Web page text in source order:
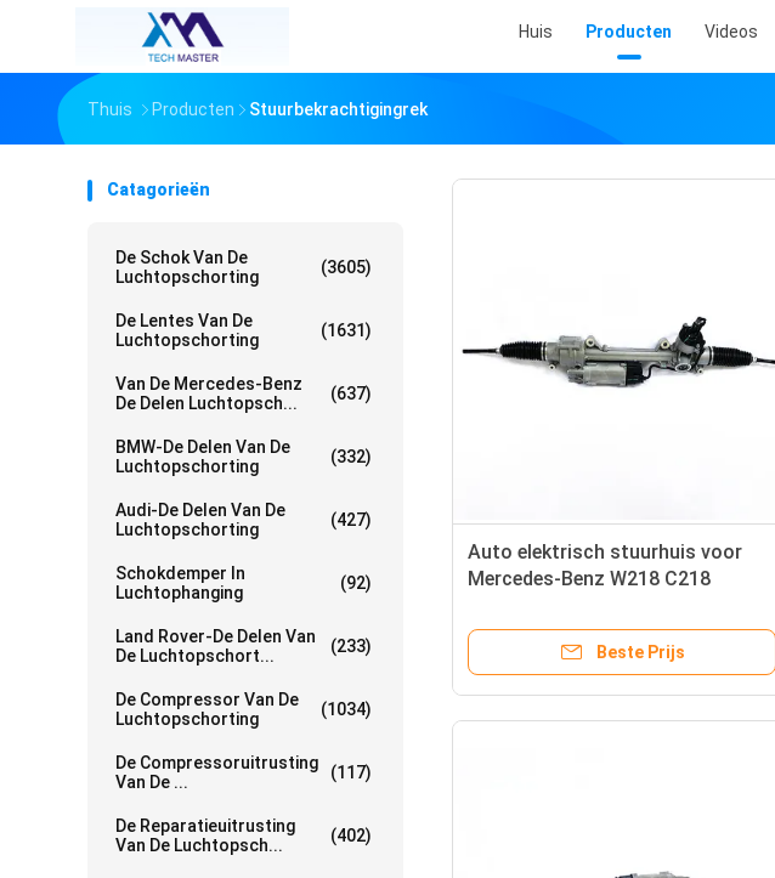
Huis Producten Videos
Thuis Producten Stuurbekrachtigingrek
Catagorieën
De Schok Van De
Luchtopschorting
(3605)
De Lentes Van De
Luchtopschorting
(1631)
Van De Mercedes-Benz
De Delen Luchtopsch...
(637)
BMW-De Delen Van De
Luchtopschorting
(332)
Audi-De Delen Van De
Luchtopschorting
(427)
Schokdemper In
Luchtophanging
(92)
Land Rover-De Delen Van
De Luchtopschort...
(233)
De Compressor Van De
Luchtopschorting
(1034)
De Compressoruitrusting
Van De ...
(117)
De Reparatieuitrusting
Van De Luchtopsch...
(402)
Auto elektrisch stuurhuis voor
Mercedes-Benz W218 C218
Beste Prijs